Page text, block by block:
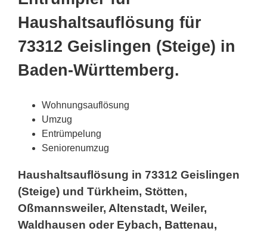
Haushaltsauflösung für
73312 Geislingen (Steige) in
Baden-Württemberg.
Wohnungsauflösung
Umzug
Entrümpelung
Seniorenumzug
Haushaltsauflösung in 73312 Geislingen
(Steige) und Türkheim, Stötten,
Oßmannsweiler, Altenstadt, Weiler,
Waldhausen oder Eybach, Battenau,